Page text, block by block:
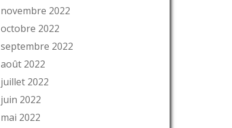
novembre 2022
octobre 2022
septembre 2022
août 2022
juillet 2022
juin 2022
mai 2022